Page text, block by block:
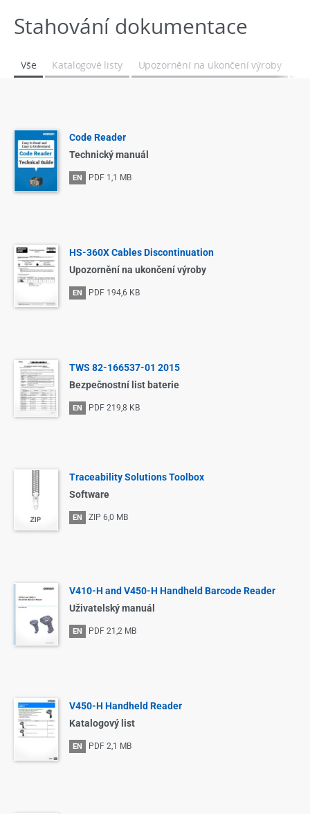
Stahování dokumentace
Vše Katalogové listy Upozornění na ukončení výroby
Code Reader
Technický manuál
EN PDF 1,1 MB
HS-360X Cables Discontinuation
Upozornění na ukončení výroby
EN PDF 194,6 KB
TWS 82-166537-01 2015
Bezpečnostní list baterie
EN PDF 219,8 KB
Traceability Solutions Toolbox
Software
EN ZIP 6,0 MB
V410-H and V450-H Handheld Barcode Reader
Uživatelský manuál
EN PDF 21,2 MB
V450-H Handheld Reader
Katalogový list
EN PDF 2,1 MB